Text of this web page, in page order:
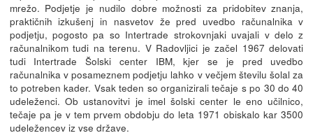
mrežo. Podjetje je nudilo dobre možnosti za pridobitev znanja,
praktičnih izkušenj in nasvetov že pred uvedbo računalnika v
podjetju, pogosto pa so Intertrade strokovnjaki uvajali v delo z
računalnikom tudi na terenu. V Radovljici je začel 1967 delovati
tudi Intertrade Šolski center IBM, kjer se je pred uvedbo
računalnika v posameznem podjetju lahko v večjem številu šolal za
to potreben kader. Vsak teden so organizirali tečaje s po 30 do 40
udeleženci. Ob ustanovitvi je imel šolski center le eno učilnico,
tečaje pa je v tem prvem obdobju do leta 1971 obiskalo kar 3500
udeležencev iz vse države.